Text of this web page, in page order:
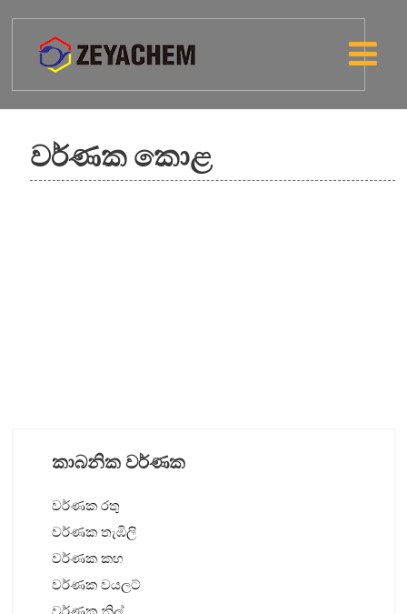
වර්ණක කොළ
කාබනික වර්ණක
වර්ණක රතු
වර්ණක තැඹිලි
වර්ණක කහ
වර්ණක වයලට්